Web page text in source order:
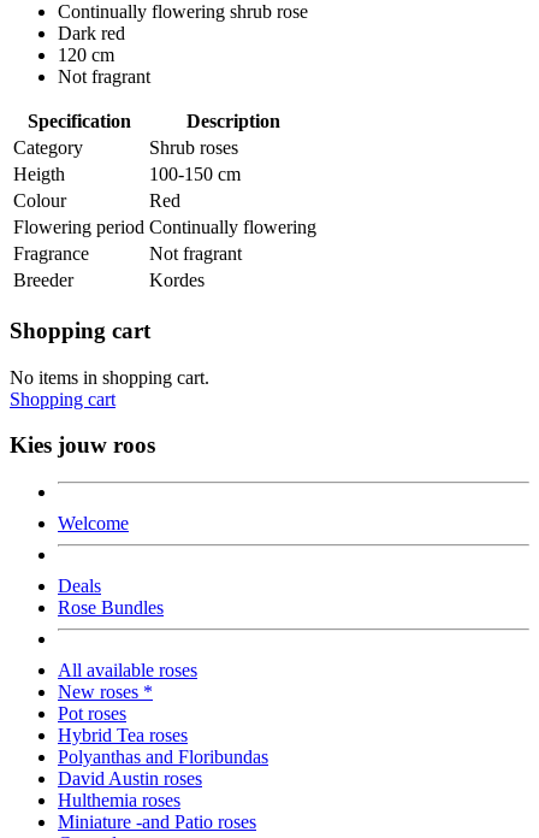
Continually flowering shrub rose
Dark red
120 cm
Not fragrant
Specification
Description
Category
Shrub roses
Heigth
100-150 cm
Colour
Red
Flowering period Continually flowering
Fragrance
Not fragrant
Breeder
Kordes
Shopping cart
No items in shopping cart.
Shopping cart
Kies jouw roos
Welcome
Deals
Rose Bundles
All available roses
New roses *
Pot roses
Hybrid Tea roses
Polyanthas and Floribundas
David Austin roses
Hulthemia roses
Miniature -and Patio roses